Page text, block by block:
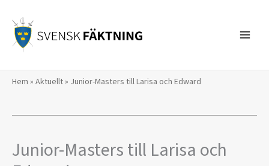
innehåll
Hem » Aktuellt» Junior-Masters till Larisa och Edward
Junior-Masters till Larisa och